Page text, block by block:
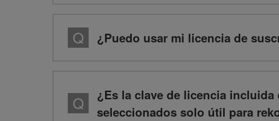
¿Puedo usar mi licencia de
¿Es la clave de licencia
seleccionados solo útil para